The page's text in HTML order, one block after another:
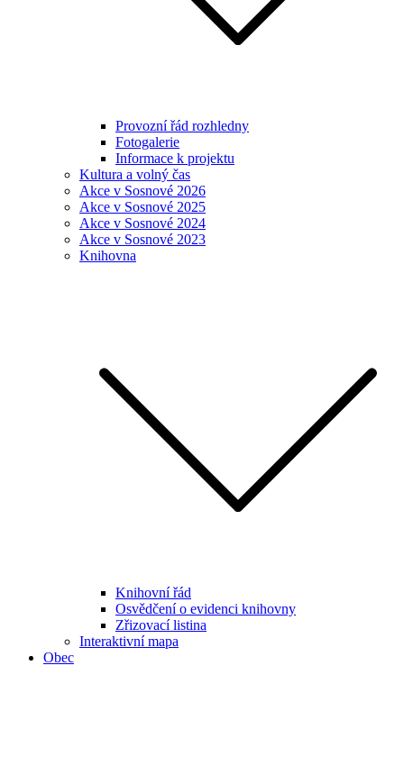
Provozní řád rozhledny
Fotogalerie
Informace k projektu
Kultura a volný čas
Akce v Sosnové 2026
Akce v Sosnové 2025
Akce v Sosnové 2024
Akce v Sosnové 2023
Knihovna
Knihovní řád
Osvědčení o evidenci knihovny
Zřizovací listina
Interaktivní mapa
Obec